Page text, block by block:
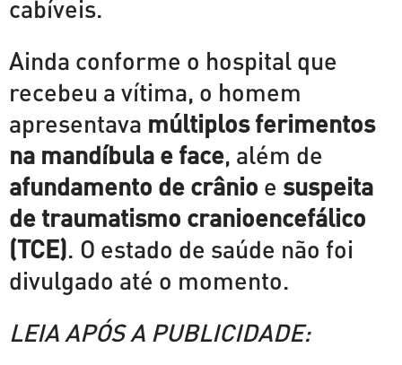
cabíveis.
Ainda conforme o hospital que
recebeu a vítima, o homem
apresentava múltiplos ferimentos
na mandíbula e face, além de
afundamento de crânio e suspeita
de traumatismo cranioencefálico
(TCE). O estado de saúde não foi
divulgado até o momento.
LEIA APÓS A PUBLICIDADE: